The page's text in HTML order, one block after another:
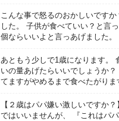
こんな事で怒るのおかしいです
した。 子供が食べていい？と言
個ならいいよと言っあげました
あともう少しで1歳になります。
いの量あげたらいいでしょうか
てますがやめるまで食べたがりま
【２歳はパパ嫌い激しいですか
ではいいませんが、 『これはパ